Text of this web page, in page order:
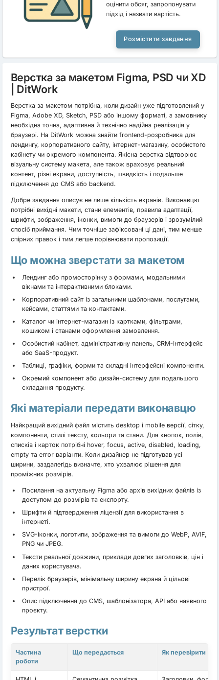
оцінити обсяг, запропонувати
підхід і назвати вартість.
Розмістити завдання
Верстка за макетом Figma, PSD чи XD
| DitWork
Верстка за макетом потрібна, коли дизайн уже підготовлений у
Figma, Adobe XD, Sketch, PSD або іншому форматі, а замовнику
необхідна точна, адаптивна й технічно надійна реалізація у
браузері. На DitWork можна знайти frontend-розробника для
лендингу, корпоративного сайту, інтернет-магазину, особистого
кабінету чи окремого компонента. Якісна верстка відтворює
візуальну систему макета, але також враховує реальний
контент, різні екрани, доступність, швидкість і подальше
підключення до CMS або backend.
Добре завдання описує не лише кількість екранів. Виконавцю
потрібні вихідні макети, стани елементів, правила адаптації,
шрифти, зображення, іконки, вимоги до браузерів і зрозумілий
спосіб приймання. Чим точніше зафіксовані ці дані, тим менше
спірних правок і тим легше порівнювати пропозиції.
Що можна зверстати за макетом
Лендинг або промосторінку з формами, модальними
вікнами та інтерактивними блоками.
Корпоративний сайт із загальними шаблонами, послугами,
кейсами, статтями та контактами.
Каталог чи інтернет-магазин із картками, фільтрами,
кошиком і станами оформлення замовлення.
Особистий кабінет, адміністративну панель, CRM-інтерфейс
або SaaS-продукт.
Таблиці, графіки, форми та складні інтерфейсні компоненти.
Окремий компонент або дизайн-систему для подальшого
складання продукту.
Які матеріали передати виконавцю
Найкращий вихідний файл містить desktop і mobile версії, сітку,
компоненти, стилі тексту, кольори та стани. Для кнопок, полів,
списків і карток потрібні hover, focus, active, disabled, loading,
empty та error варіанти. Коли дизайнер не підготував усі
ширини, заздалегідь визначте, хто ухвалює рішення для
проміжних розмірів.
Посилання на актуальну Figma або архів вихідних файлів із
доступом до розмірів та експорту.
Шрифти й підтвердження ліцензії для використання в
інтернеті.
SVG-іконки, логотипи, зображення та вимоги до WebP, AVIF,
PNG чи JPEG.
Тексти реальної довжини, приклади довгих заголовків, цін і
даних користувача.
Перелік браузерів, мінімальну ширину екрана й цільові
пристрої.
Опис підключення до CMS, шаблонізатора, API або наявного
проєкту.
Результат верстки
Частина
роботи
Що передається Як перевірити